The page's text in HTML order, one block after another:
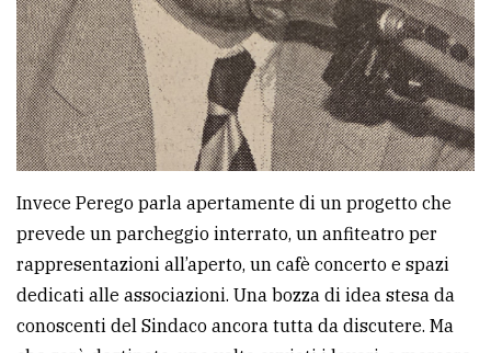
Invece Perego parla apertamente di un progetto che
prevede un parcheggio interrato, un anfiteatro per
rappresentazioni all’aperto, un cafè concerto e spazi
dedicati alle associazioni. Una bozza di idea stesa da
conoscenti del Sindaco ancora tutta da discutere. Ma